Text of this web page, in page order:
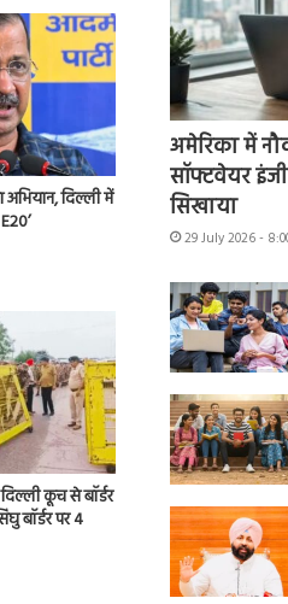
अभियान, दिल्ली में
कूच से बॉर्डर
बॉर्डर पर 4
अमेरिका में
सॉफ्टवेयर
सिखाया
29 July 2026 -